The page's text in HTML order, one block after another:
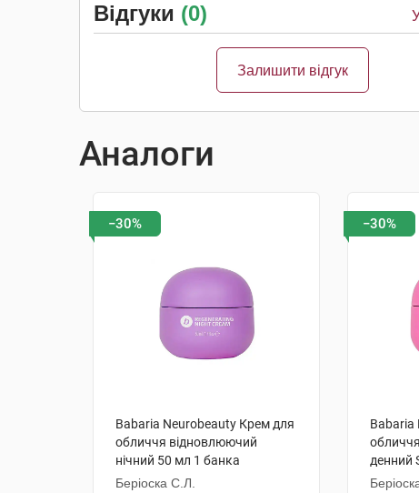
Відгуки (0)
Залишити відгук
Аналоги
−30%
Babaria Neurobeauty Крем для
обличчя відновлюючий
нічний 50 мл 1 банка
Беріоска С.Л.
−30%
Babaria
денний